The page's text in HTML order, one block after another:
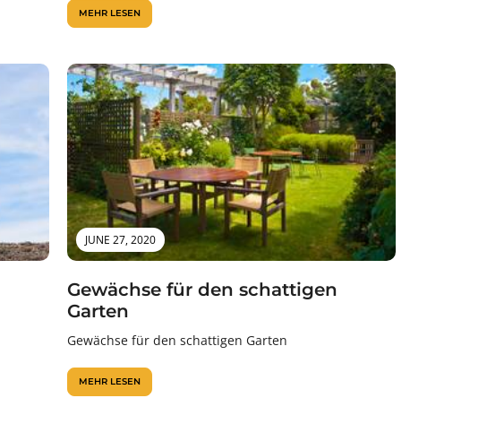
MEHR LESEN
JUNE 27, 2020
Gewächse für den schattigen
Garten
Gewächse für den schattigen Garten
MEHR LESEN